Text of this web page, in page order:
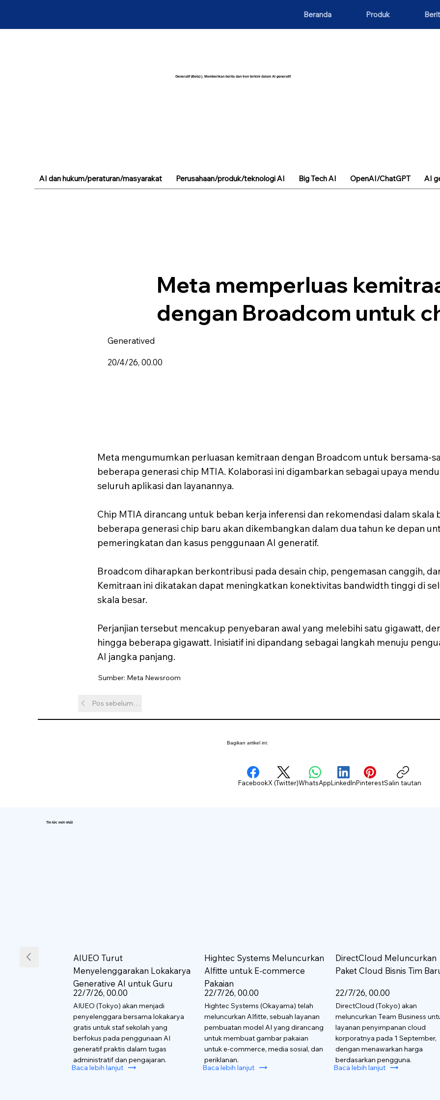
Beranda Produk
Generatif (Beta) |. Memberikan berita dan tren terkini dalam AI generatif
Meta memperluas
dengan Broadcom untuk
Generatived
20/4/26, 00.00
Meta mengumumkan perluasan kemitraan dengan Broadcom untuk bersama-
beberapa generasi chip MTIA. Kolaborasi ini digambarkan sebagai upaya
seluruh aplikasi dan layanannya.
Chip MTIA dirancang untuk beban kerja inferensi dan rekomendasi dalam skala
beberapa generasi chip baru akan dikembangkan dalam dua tahun ke depan
pemeringkatan dan kasus penggunaan AI generatif.
Broadcom diharapkan berkontribusi pada desain chip, pengemasan canggih,
Kemitraan ini dikatakan dapat meningkatkan konektivitas bandwidth tinggi di
skala besar.
Perjanjian tersebut mencakup penyebaran awal yang melebihi satu gigawatt,
hingga beberapa gigawatt. Inisiatif ini dipandang sebagai langkah menuju
AI jangka panjang.
Sumber: Meta Newsroom
Pos sebelumnya
Bagikan artikel ini:
FacebookX (Twitter)WhatsAppLinkedInPinterestSalin tautan
Tin tức mới nhất
AIUEO Turut
Menyelenggarakan Lokakarya
Generative AI untuk Guru
22/7/26, 00.00
AIUEO (Tokyo) akan menjadi
penyelenggara bersama lokakarya
gratis untuk staf sekolah yang
berfokus pada penggunaan AI
generatif praktis dalam tugas
administratif dan pengajaran.
Baca lebih lanjut
Hightec Systems Meluncurkan
AIfitte untuk E-commerce
Pakaian
22/7/26, 00.00
Hightec Systems (Okayama) telah
meluncurkan AIfitte, sebuah layanan
pembuatan model AI yang dirancang
untuk membuat gambar pakaian
untuk e-commerce, media sosial, dan
periklanan.
Baca lebih lanjut
DirectCloud Meluncurkan
Paket Cloud Bisnis Tim
22/7/26, 00.00
DirectCloud (Tokyo) akan
meluncurkan Team Business
layanan penyimpanan cloud
korporatnya pada 1 September,
dengan menawarkan harga
berdasarkan pengguna.
Baca lebih lanjut
AI dan hukum/peraturan/masyarakat Perusahaan/produk/teknologi AI Big Tech AI OpenAI/ChatGPT AI